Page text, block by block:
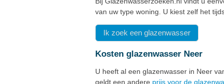
van uw type woning. U kiest zelf het
Ik zoek een glazenwasser
Kosten glazenwasser Neer
U heeft al een glazenwasser in Neer
geldt een andere prijs voor de